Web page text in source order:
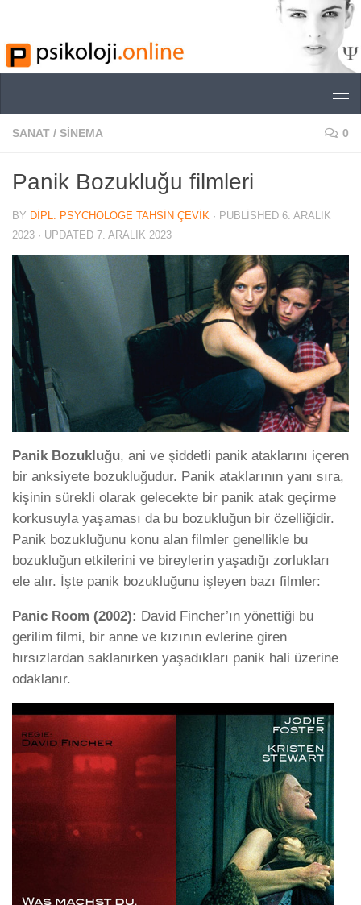
SANAT / SINEMA 0
Panik Bozukluğu filmleri
BY DIPL. PSYCHOLOGE TAHSIN ÇEVIK · PUBLISHED 6. ARALIK
2023 · UPDATED 7. ARALIK 2023
Panik Bozukluğu, ani ve şiddetli panik ataklarını içeren
bir anksiyete bozukluğudur. Panik ataklarının yanı sıra,
kişinin sürekli olarak gelecekte bir panik atak geçirme
korkusuyla yaşaması da bu bozukluğun bir özelliğidir.
Panik bozukluğunu konu alan filmler genellikle bu
bozukluğun etkilerini ve bireylerin yaşadığı zorlukları
ele alır. İşte panik bozukluğunu işleyen bazı filmler:
Panic Room (2002): David Fincher’ın yönettiği bu
gerilim filmi, bir anne ve kızının evlerine giren
hırsızlardan saklanırken yaşadıkları panik hali üzerine
odaklanır.